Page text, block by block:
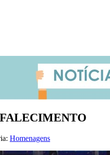
Homenagens